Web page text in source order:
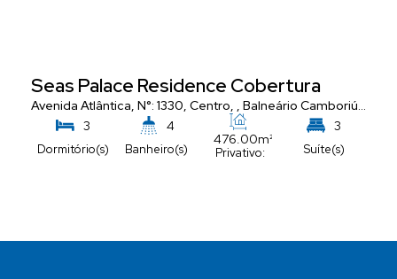
Seas Palace Residence Cobertura
Avenida Atlântica, N°: 1330, Centro , Balneário Camboriú,
3
Dormitório(s)
4
Banheiro(s) Privativo:
476.00m²
3
Suíte(s)